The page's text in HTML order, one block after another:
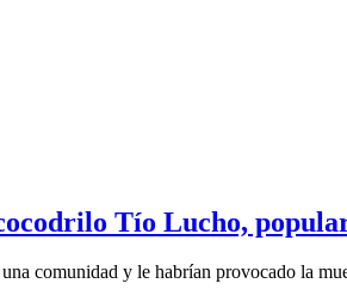
Tío Lucho,
comunidad y le habrían provocado la